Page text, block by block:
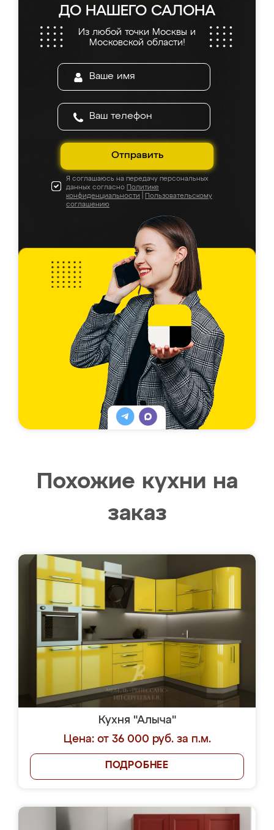
ДО НАШЕГО САЛОНА
Из любой точки Москвы и
Московской области!
Отправить
Я соглашаюсь на передачу персональных
данных согласно Политике
конфиденциальности
Пользовательскому
соглашению
Похожие кухни на
заказ
Кухня "Алыча"
Цена: от 36 000 руб. за п.м.
ПОДРОБНЕЕ